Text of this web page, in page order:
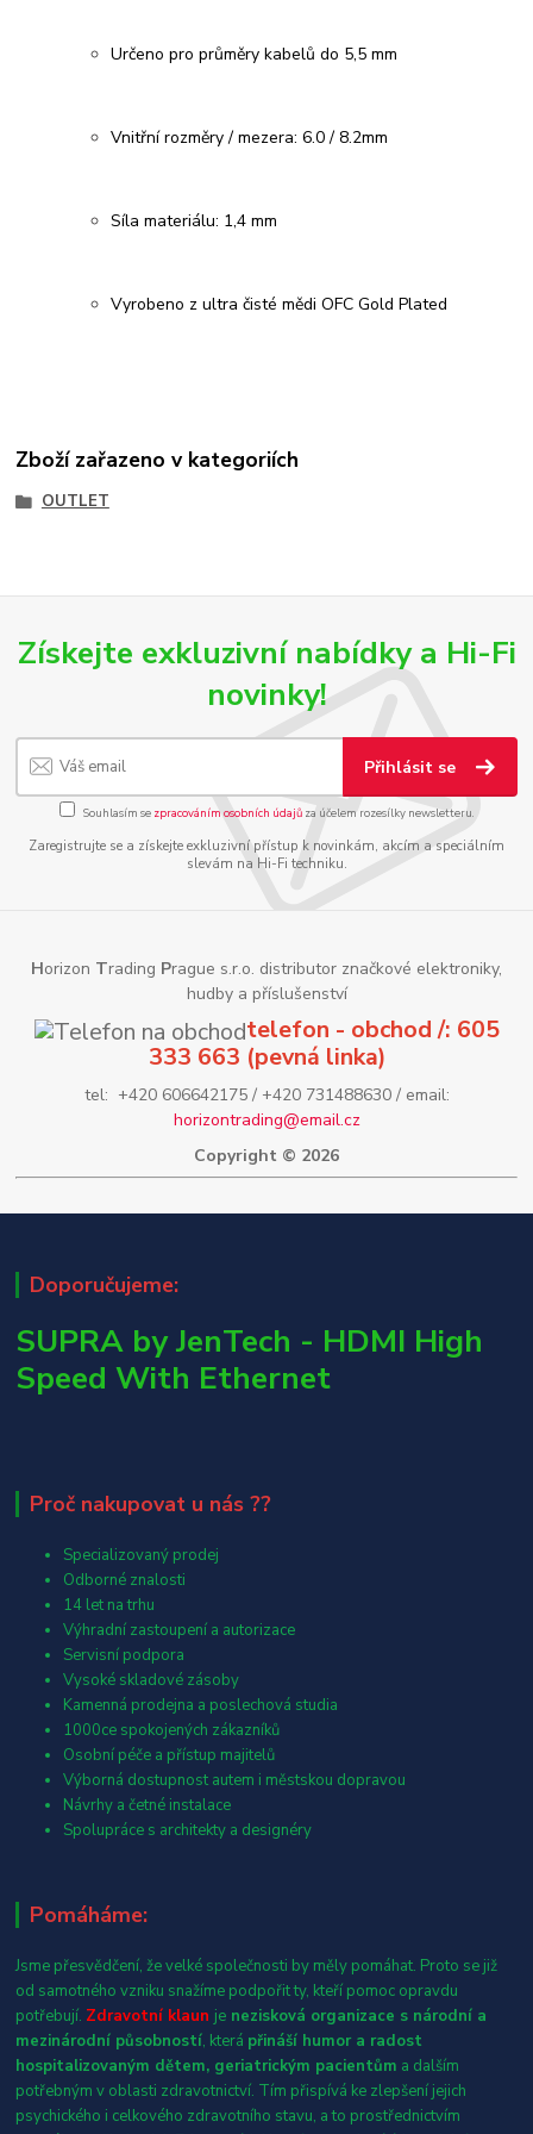
Určeno pro průměry kabelů do 5,5 mm
Vnitřní rozměry / mezera: 6.0 / 8.2mm
Síla materiálu: 1,4 mm
Vyrobeno z ultra čisté mědi OFC Gold Plated
Zboží zařazeno v kategoriích
OUTLET
Získejte exkluzivní nabídky a Hi-Fi
novinky!
Přihlásit se
Souhlasím se zpracováním osobních údajůza účelem rozesílky newsletteru.
Zaregistrujte se a získejte exkluzivní přístup k novinkám, akcím a speciálním
slevám na Hi-Fi techniku.
Horizon Trading Prague s.r.o. distributor značkové elektroniky,
hudby a příslušenství
telefon - obchod /: 605
333 663 (pevná linka)
tel: +420 606642175 / +420 731488630 / email:
horizontrading@email.cz
Copyright © 2026
Doporučujeme:
SUPRA by JenTech - HDMI High
Speed With Ethernet
Proč nakupovat u nás ??
Specializovaný prodej
Odborné znalosti
14 let na trhu
Výhradní zastoupení a autorizace
Servisní podpora
Vysoké skladové zásoby
Kamenná prodejna a poslechová studia
1000ce spokojených zákazníků
Osobní péče a přístup majitelů
Výborná dostupnost autem i městskou dopravou
Návrhy a četné instalace
Spolupráce s architekty a designéry
Pomáháme:
Jsme přesvědčení, že velké společnosti by měly pomáhat. Proto se již
od samotného vzniku snažíme podpořit ty, kteří pomoc opravdu
potřebují. Zdravotní klaun je nezisková organizace s národní a
mezinárodní působností, která přináší humor a radost
hospitalizovaným dětem, geriatrickým pacientům a dalším
potřebným v oblasti zdravotnictví. Tím přispívá ke zlepšení jejich
psychického i celkového zdravotního stavu, a to prostřednictvím